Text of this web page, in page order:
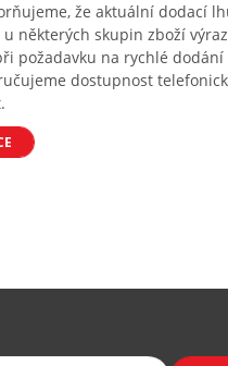
že aktuální dodací
u některých skupin zboží
požadavku na rychlé dodání
dostupnost